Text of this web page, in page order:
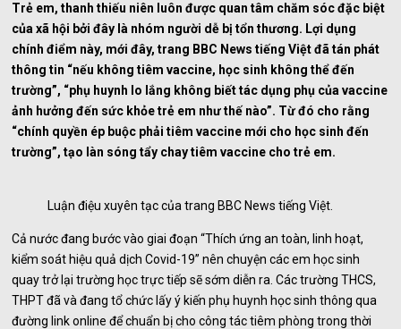
Trẻ em, thanh thiếu niên luôn được quan tâm chăm sóc đặc biệt
của xã hội bởi đây là nhóm người dễ bị tổn thương. Lợi dụng
chính điểm này, mới đây, trang BBC News tiếng Việt đã tán phát
thông tin “nếu không tiêm vaccine, học sinh không thể đến
trường”, “phụ huynh lo lắng không biết tác dụng phụ của vaccine
ảnh hưởng đến sức khỏe trẻ em như thế nào”. Từ đó cho rằng
“chính quyền ép buộc phải tiêm vaccine mới cho học sinh đến
trường”, tạo làn sóng tẩy chay tiêm vaccine cho trẻ em.
Luận điệu xuyên tạc của trang BBC News tiếng Việt.
Cả nước đang bước vào giai đoạn “Thích ứng an toàn, linh hoạt,
kiểm soát hiệu quả dịch Covid-19” nên chuyện các em học sinh
quay trở lại trường học trực tiếp sẽ sớm diễn ra. Các trường THCS,
THPT đã và đang tổ chức lấy ý kiến phụ huynh học sinh thông qua
đường link online để chuẩn bị cho công tác tiêm phòng trong thời